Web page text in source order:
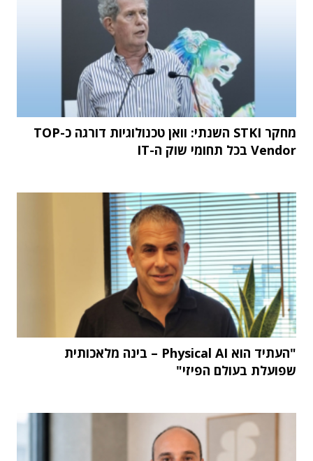
מחקר STKI השנתי: וואן טכנולוגיות דורגה כ-TOP
Vendor בכל תחומי שוק ה-IT
"העתיד הוא Physical AI – בינה מלאכותית
שפועלת בעולם הפיזי"